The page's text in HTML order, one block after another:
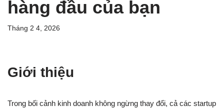
hàng đầu của bạn
Tháng 2 4, 2026
Giới thiệu
Trong bối cảnh kinh doanh không ngừng thay đổi, cả các startup